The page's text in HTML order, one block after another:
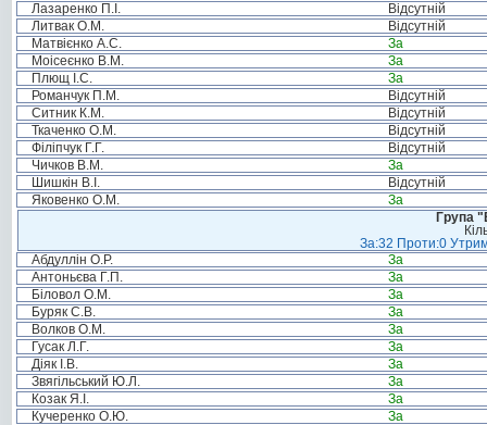
Лазаренко П.І.
Відсутній
Литвак О.М.
Відсутній
Матвієнко А.С.
За
Моісеєнко В.М.
За
Плющ І.С.
За
Романчук П.М.
Відсутній
Ситник К.М.
Відсутній
Ткаченко О.М.
Відсутній
Філіпчук Г.Г.
Відсутній
Чичков В.М.
За
Шишкін В.І.
Відсутній
Яковенко О.М.
За
Група
За:32 Проти:0
Абдуллін О.Р.
За
Антоньєва Г.П.
За
Біловол О.М.
За
Буряк С.В.
За
Волков О.М.
За
Гусак Л.Г.
За
Діяк І.В.
За
Звягільський Ю.Л.
За
Козак Я.І.
За
Кучеренко О.Ю.
За